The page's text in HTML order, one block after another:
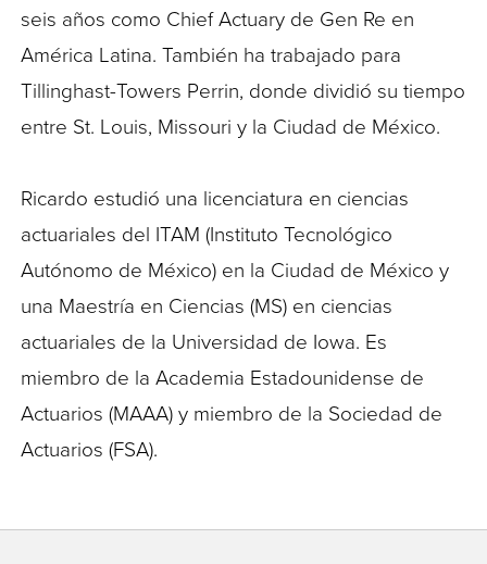
seis años como Chief Actuary de Gen Re en
América Latina. También ha trabajado para
Tillinghast-Towers Perrin, donde dividió su tiempo
entre St. Louis, Missouri y la Ciudad de México.
Ricardo estudió una licenciatura en ciencias
actuariales del ITAM (Instituto Tecnológico
Autónomo de México) en la Ciudad de México y
una Maestría en Ciencias (MS) en ciencias
actuariales de la Universidad de Iowa. Es
miembro de la Academia Estadounidense de
Actuarios (MAAA) y miembro de la Sociedad de
Actuarios (FSA).